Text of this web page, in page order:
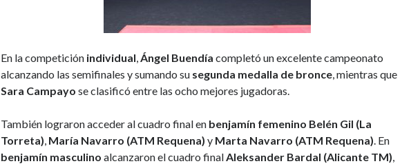
En la competición individual,Ángel Buendía completó un excelente campeonato
alcanzando las semifinales y sumando su segunda medalla de bronce, mientras que
Sara Campayo se clasificó entre las ocho mejores jugadoras.
También lograron acceder al cuadro final en benjamín femenino Belén Gil (La
Torreta), María Navarro (ATM Requena) y Marta Navarro (ATM Requena). En
benjamín masculino alcanzaron el cuadro finalAleksander Bardal (Alicante TM),